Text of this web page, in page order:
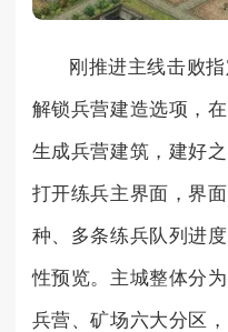
刚推进主线击败
解锁兵营建造选项，
生成兵营建筑，建好
打开练兵主界面，界
种、多条练兵队列进
性预览。主城整体分
兵营、矿场六大分区